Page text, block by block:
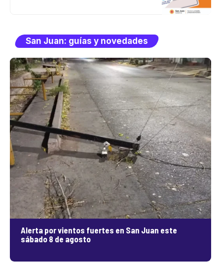
San Juan: guías y novedades
Alerta por vientos fuertes en San Juan este
sábado 8 de agosto